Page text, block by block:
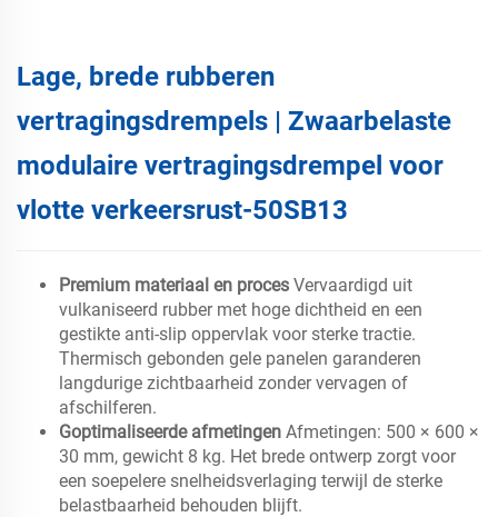
Lage, brede rubberen
vertragingsdrempels | Zwaarbelaste
modulaire vertragingsdrempel voor
vlotte verkeersrust-50SB13
Premium materiaal en proces Vervaardigd uit
vulkaniseerd rubber met hoge dichtheid en een
gestikte anti-slip oppervlak voor sterke tractie.
Thermisch gebonden gele panelen garanderen
langdurige zichtbaarheid zonder vervagen of
afschilferen.
Goptimaliseerde afmetingen Afmetingen: 500 × 600 ×
30 mm, gewicht 8 kg. Het brede ontwerp zorgt voor
een soepelere snelheidsverlaging terwijl de sterke
belastbaarheid behouden blijft.